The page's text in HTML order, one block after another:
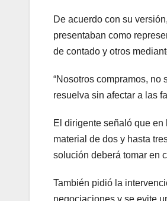
De acuerdo con su
presentaban como
de contado y otros
“Nosotros compramos,
resuelva sin afectar a las
El dirigente señaló que
material de dos y hasta
solución deberá tomar en
También pidió la